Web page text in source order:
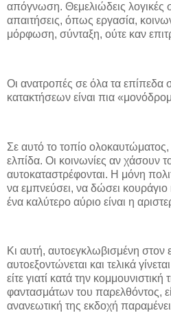
απόγνωση. Θεμελιώδεις λογικές
απαιτήσεις, όπως εργασία,
μόρφωση, σύνταξη, ούτε καν
Οι ανατροπές σε όλα τα επίπεδα
κατακτήσεων είναι πια
Σε αυτό το τοπίο ολοκαυτώματος,
ελπίδα. Οι κοινωνίες αν χάσουν
αυτοκαταστρέφονται. Η μόνη
να εμπνεύσει, να δώσει κουράγιο
ένα καλύτερο αύριο είναι η
Κι αυτή, αυτοεγκλωβισμένη στον
αυτοεξοντώνεται και τελικά
είτε γιατί κατά την
φαντασμάτων του παρελθόντος,
ανανεωτική της εκδοχή